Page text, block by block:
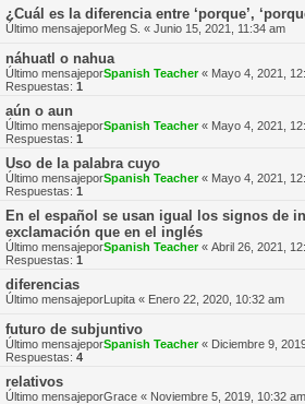
¿Cuál es la diferencia entre ‘porque’,
Último mensajeporMeg S. « Junio 15, 2021, 11:34 am
náhuatl o nahua
Último mensajeporSpanish Teacher« Mayo 4, 2021,
Respuestas: 1
aún o aun
Último mensajeporSpanish Teacher« Mayo 4, 2021,
Respuestas: 1
Uso de la palabra cuyo
Último mensajeporSpanish Teacher« Mayo 4, 2021,
Respuestas: 1
En el español se usan igual los signos de
exclamación que en el inglés
Último mensajeporSpanish Teacher« Abril 26, 2021,
Respuestas: 1
diferencias
Último mensajeporLupita « Enero 22, 2020, 10:32 am
futuro de subjuntivo
Último mensajeporSpanish Teacher« Diciembre 9,
Respuestas: 4
relativos
Último mensajeporGrace « Noviembre 5, 2019, 10:32 am